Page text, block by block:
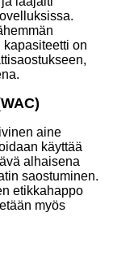
on
aine
käyttää
alhaisena
saostuminen.
etikkahappo
myös